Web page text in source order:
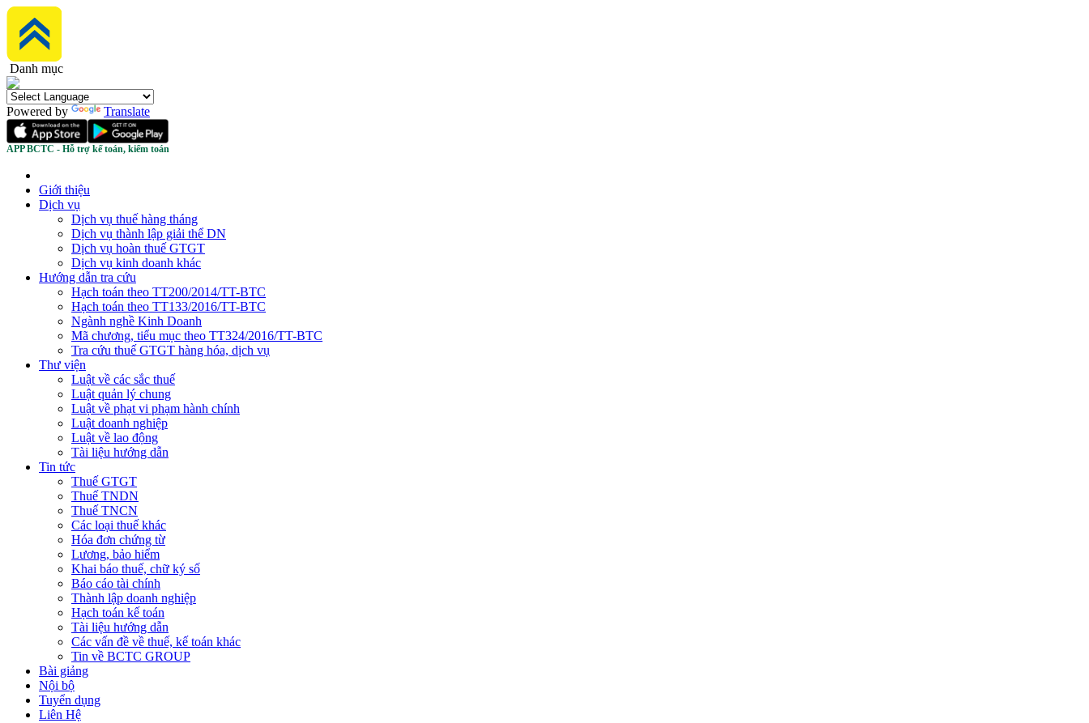
Danh mục
Powered by Translate
APP BCTC - Hỗ trợ kế toán, kiểm toán
Giới thiệu
Dịch vụ
Dịch vụ thuế hàng tháng
Dịch vụ thành lập giải thể DN
Dịch vụ hoàn thuế GTGT
Dịch vụ kinh doanh khác
Hướng dẫn tra cứu
Hạch toán theo TT200/2014/TT-BTC
Hạch toán theo TT133/2016/TT-BTC
Ngành nghề Kinh Doanh
Mã chương, tiểu mục theo TT324/2016/TT-BTC
Tra cứu thuế GTGT hàng hóa, dịch vụ
Thư viện
Luật về các sắc thuế
Luật quản lý chung
Luật về phạt vi phạm hành chính
Luật doanh nghiệp
Luật về lao động
Tài liệu hướng dẫn
Tin tức
Thuế GTGT
Thuế TNDN
Thuế TNCN
Các loại thuế khác
Hóa đơn chứng từ
Lương, bảo hiểm
Khai báo thuế, chữ ký số
Báo cáo tài chính
Thành lập doanh nghiệp
Hạch toán kế toán
Tài liệu hướng dẫn
Các vấn đề về thuế, kế toán khác
Tin về BCTC GROUP
Bài giảng
Nội bộ
Tuyển dụng
Liên Hệ